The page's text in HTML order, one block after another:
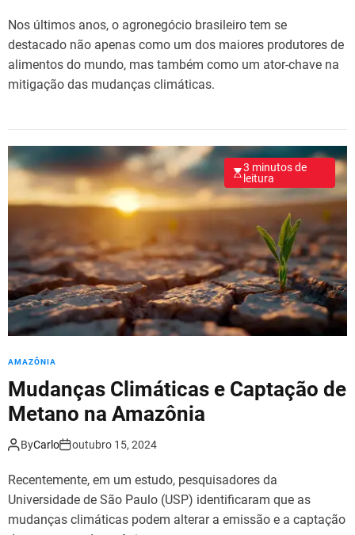
Nos últimos anos, o agronegócio brasileiro tem se
destacado não apenas como um dos maiores produtores de
alimentos do mundo, mas também como um ator-chave na
mitigação das mudanças climáticas.
3 minutos de
leitura
AMAZÔNIA
Mudanças Climáticas e Captação de
Metano na Amazônia
ByCarlo outubro 15, 2024
Recentemente, em um estudo, pesquisadores da
Universidade de São Paulo (USP) identificaram que as
mudanças climáticas podem alterar a emissão e a captação